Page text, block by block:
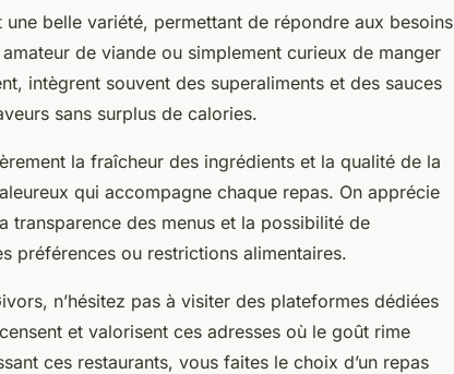
belle variété, permettant de répondre aux besoins
de viande ou simplement curieux de manger
intègrent souvent des superaliments et des sauces
sans surplus de calories.
la fraîcheur des ingrédients et la qualité de la
qui accompagne chaque repas. On apprécie
transparence des menus et la possibilité de
préférences ou restrictions alimentaires.
n’hésitez pas à visiter des plateformes dédiées
et valorisent ces adresses où le goût rime
ces restaurants, vous faites le choix d’un repas